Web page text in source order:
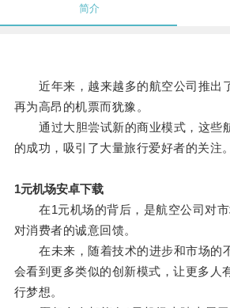
简介
近年来，越来越多的航空公司推出
再为高昂的机票而犹豫。
通过大胆尝试新的商业模式，这些
的成功，吸引了大量旅行爱好者的关注。
1元机场安卓下载
在1元机场的背后，是航空公司对市
对消费者的诚意回馈。
在未来，随着技术的进步和市场的
会看到更多类似的创新模式，让更多人
行梦想。